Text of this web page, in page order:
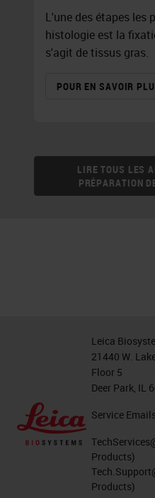
L'une des étapes les
histologie est la
s'agit de tissus gras.
POUR EN SAVOIR
LIRE TOUS LES
PRÉPARATION
Leica
21440 W.
Floor 5
Deer Park, IL
Service
Products)
Products)